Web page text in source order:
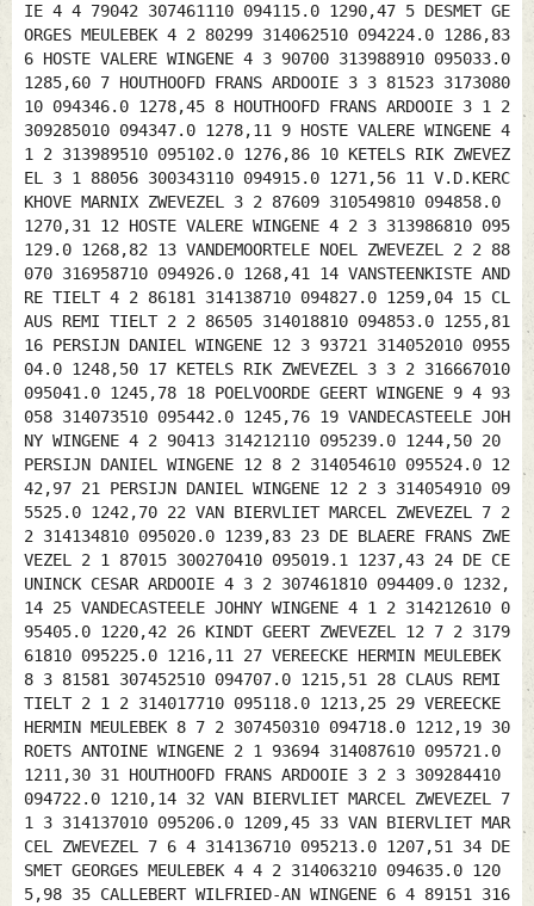
IE 4 4 79042 307461110 094115.0 1290,47 5 DESMET GE
ORGES MEULEBEK 4 2 80299 314062510 094224.0 1286,83
6 HOSTE VALERE WINGENE 4 3 90700 313988910 095033.0
1285,60 7 HOUTHOOFD FRANS ARDOOIE 3 3 81523 3173080
10 094346.0 1278,45 8 HOUTHOOFD FRANS ARDOOIE 3 1 2
309285010 094347.0 1278,11 9 HOSTE VALERE WINGENE 4
1 2 313989510 095102.0 1276,86 10 KETELS RIK ZWEVEZ
EL 3 1 88056 300343110 094915.0 1271,56 11 V.D.KERC
KHOVE MARNIX ZWEVEZEL 3 2 87609 310549810 094858.0
1270,31 12 HOSTE VALERE WINGENE 4 2 3 313986810 095
129.0 1268,82 13 VANDEMOORTELE NOEL ZWEVEZEL 2 2 88
070 316958710 094926.0 1268,41 14 VANSTEENKISTE AND
RE TIELT 4 2 86181 314138710 094827.0 1259,04 15 CL
AUS REMI TIELT 2 2 86505 314018810 094853.0 1255,81
16 PERSIJN DANIEL WINGENE 12 3 93721 314052010 0955
04.0 1248,50 17 KETELS RIK ZWEVEZEL 3 3 2 316667010
095041.0 1245,78 18 POELVOORDE GEERT WINGENE 9 4 93
058 314073510 095442.0 1245,76 19 VANDECASTEELE JOH
NY WINGENE 4 2 90413 314212110 095239.0 1244,50 20
PERSIJN DANIEL WINGENE 12 8 2 314054610 095524.0 12
42,97 21 PERSIJN DANIEL WINGENE 12 2 3 314054910 09
5525.0 1242,70 22 VAN BIERVLIET MARCEL ZWEVEZEL 7 2
2 314134810 095020.0 1239,83 23 DE BLAERE FRANS ZWE
VEZEL 2 1 87015 300270410 095019.1 1237,43 24 DE CE
UNINCK CESAR ARDOOIE 4 3 2 307461810 094409.0 1232,
14 25 VANDECASTEELE JOHNY WINGENE 4 1 2 314212610 0
95405.0 1220,42 26 KINDT GEERT ZWEVEZEL 12 7 2 3179
61810 095225.0 1216,11 27 VEREECKE HERMIN MEULEBEK
8 3 81581 307452510 094707.0 1215,51 28 CLAUS REMI
TIELT 2 1 2 314017710 095118.0 1213,25 29 VEREECKE
HERMIN MEULEBEK 8 7 2 307450310 094718.0 1212,19 30
ROETS ANTOINE WINGENE 2 1 93694 314087610 095721.0
1211,30 31 HOUTHOOFD FRANS ARDOOIE 3 2 3 309284410
094722.0 1210,14 32 VAN BIERVLIET MARCEL ZWEVEZEL 7
1 3 314137010 095206.0 1209,45 33 VAN BIERVLIET MAR
CEL ZWEVEZEL 7 6 4 314136710 095213.0 1207,51 34 DE
SMET GEORGES MEULEBEK 4 4 2 314063210 094635.0 120
5,98 35 CALLEBERT WILFRIED-AN WINGENE 6 4 89151 316